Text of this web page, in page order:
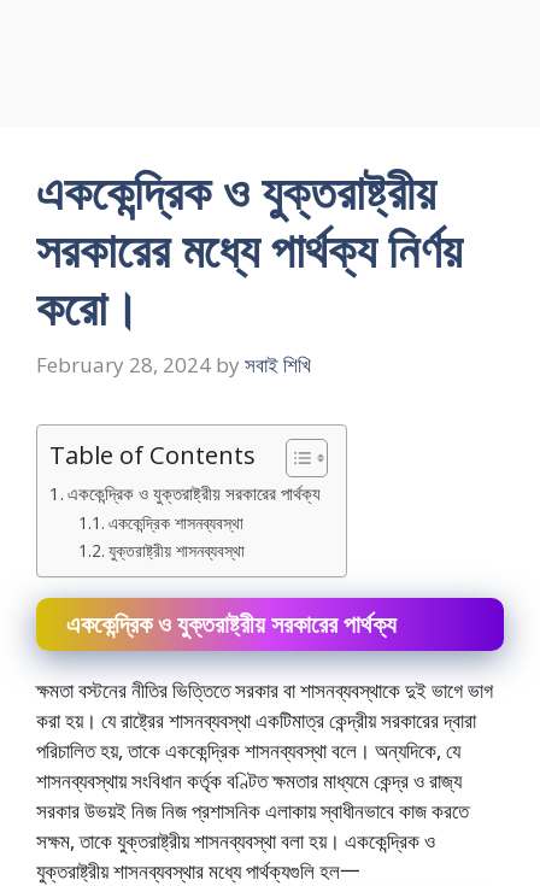
এককেন্দ্রিক ও যুক্তরাষ্ট্রীয়
সরকারের মধ্যে পার্থক্য নির্ণয়
করাে।
February 28, 2024 by সবাই শিখি
Table of Contents
এককেন্দ্রিক ও যুক্তরাষ্ট্রীয় সরকারের পার্থক্য
এককেন্দ্রিক শাসনব্যবস্থা
যুক্তরাষ্ট্রীয় শাসনব্যবস্থা
এককেন্দ্রিক ও যুক্তরাষ্ট্রীয় সরকারের পার্থক্য
ক্ষমতা বস্টনের নীতির ভিত্তিতে সরকার বা শাসনব্যবস্থাকে দুই ভাগে ভাগ
করা হয়। যে রাষ্ট্রের শাসনব্যবস্থা একটিমাত্র কেন্দ্রীয় সরকারের দ্বারা
পরিচালিত হয়, তাকে এককেন্দ্রিক শাসনব্যবস্থা বলে। অন্যদিকে, যে
শাসনব্যবস্থায় সংবিধান কর্তৃক বণ্টিত ক্ষমতার মাধ্যমে কেন্দ্র ও রাজ্য
সরকার উভয়ই নিজ নিজ প্রশাসনিক এলাকায় স্বাধীনভাবে কাজ করতে
সক্ষম, তাকে যুক্তরাষ্ট্রীয় শাসনব্যবস্থা বলা হয়। এককেন্দ্রিক ও
যুক্তরাষ্ট্রীয় শাসনব্যবস্থার মধ্যে পার্থক্যগুলি হল一